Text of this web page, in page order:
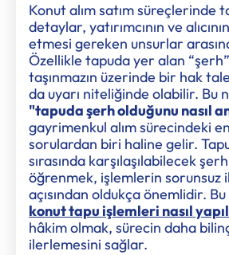
Konut alım satım süreçlerinde
detaylar, yatırımcının ve
etmesi gereken unsurlar
Özellikle tapuda yer alan
taşınmazın üzerinde bir hak
da uyarı niteliğinde olabilir. Bu
"tapuda şerh olduğunu nasıl
gayrimenkul alım sürecindeki
sorulardan biri haline gelir.
sırasında karşılaşılabilecek
öğrenmek, işlemlerin sorunsuz
açısından oldukça önemlidir.
konut tapu işlemleri nasıl
hâkim olmak, sürecin daha
ilerlemesini sağlar.